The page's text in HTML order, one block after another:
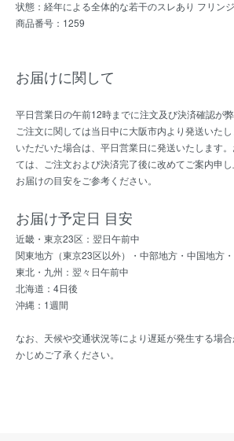
状態：経年による全体的な若干のスレあり フリン
商品番号：1259
お届けに関して
平日営業日の午前12時までに注文及び決済確認が
ご注文に関しては当日中に大阪市内より発送いた
いただいた場合は、平日営業日に発送いたします
ては、ご注文および決済完了後に改めてご案内申
お届けの目安をご参考ください。
お届け予定日 目安
近畿・東京23区：翌日午前中
関東地方（東京23区以外）・中部地方・中国地方
東北・九州：翌々日午前中
北海道：4日後
沖縄：1週間
なお、天候や交通状況等により遅延が発生する場
かじめご了承ください。